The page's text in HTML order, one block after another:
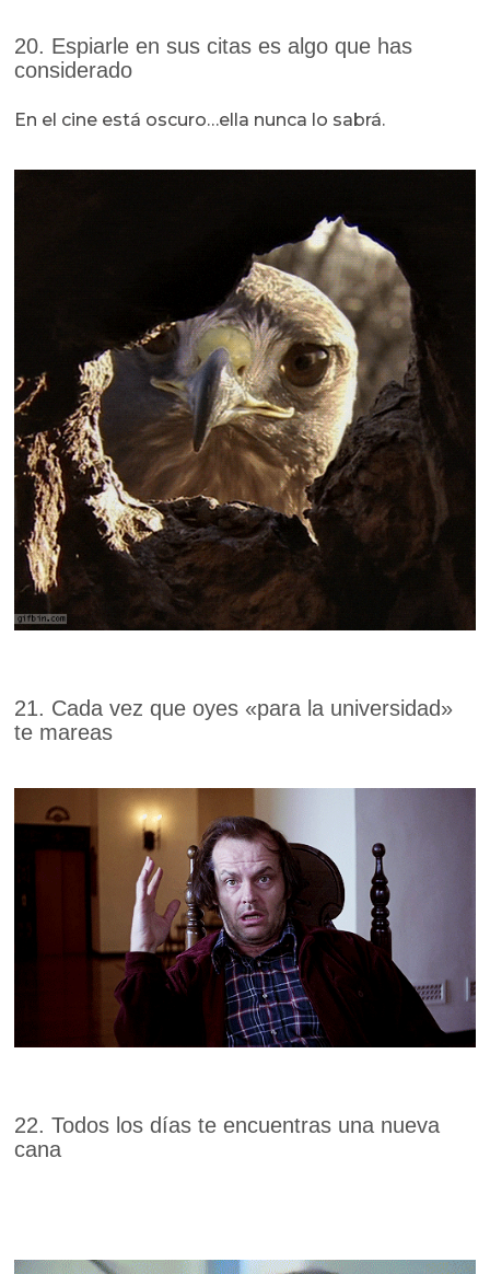
20. Espiarle en sus citas es algo que has
considerado
En el cine está oscuro…ella nunca lo sabrá.
21. Cada vez que oyes «para la universidad»
te mareas
22. Todos los días te encuentras una nueva
cana